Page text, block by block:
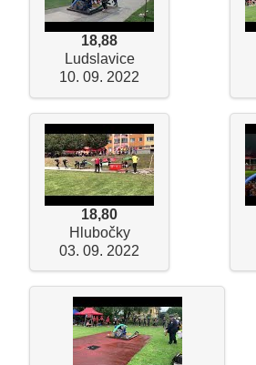
18,88
Ludslavice
10. 09. 2022
18,80
Hlubočky
03. 09. 2022